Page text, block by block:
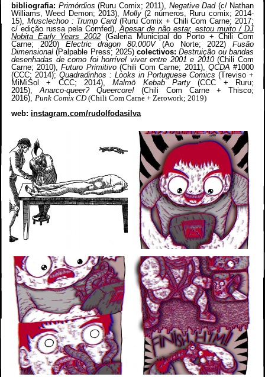
bibliografia: Primórdios (Ruru Comix; 2011), Negative Dad(c/ Nathan
Williams, Weed Demon; 2013), Molly(2 números, Ruru comix; 2014-
15), Musclechoo : Trump Card(Ruru Comix + Chili Com Carne; 2017;
c/ edição russa pela Comfed), Apesar de não estar, estou muito / DJ
Nobita Early Years 2002 (Galeria Municipal do Porto + Chili Com
Carne; 2020) Electric dragon 80.000V(Ao Norte; 2022) Fusão
Dimensional (Palpable Press; 2025)colectivos:Destruição ou bandas
desenhadas de como foi horrível viver entre 2001 e 2010(Chili Com
Carne; 2010),Futuro Primitivo (Chili Com Carne; 2011), QCDA #1000
(CCC; 2014); Quadradinhos : Looks in Portuguese Comics (Treviso +
MiMiSol + CCC; 2014),Malmö Kebab Party (CCC + Ruru;
2015),Anarco-queer? Queercore! (Chili Com Carne + Thisco;
2016), Punk Comix CD(Chili Com Carne + Zerowork; 2019)
web: instagram.com/rudolfodasilva